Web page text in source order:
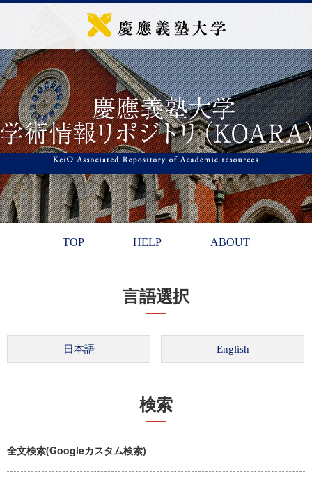
TOP HELP ABOUT
言語選択
検索
全文検索(Googleカスタム検索)